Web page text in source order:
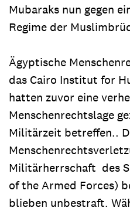
Mubaraks nun gegen
Regime der
Ägyptische
das Cairo Institut for
hatten zuvor eine
Menschenrechtslage
Militärzeit betreffen..
Militärherrschaft des
of the Armed Forces)
blieben unbestraft.